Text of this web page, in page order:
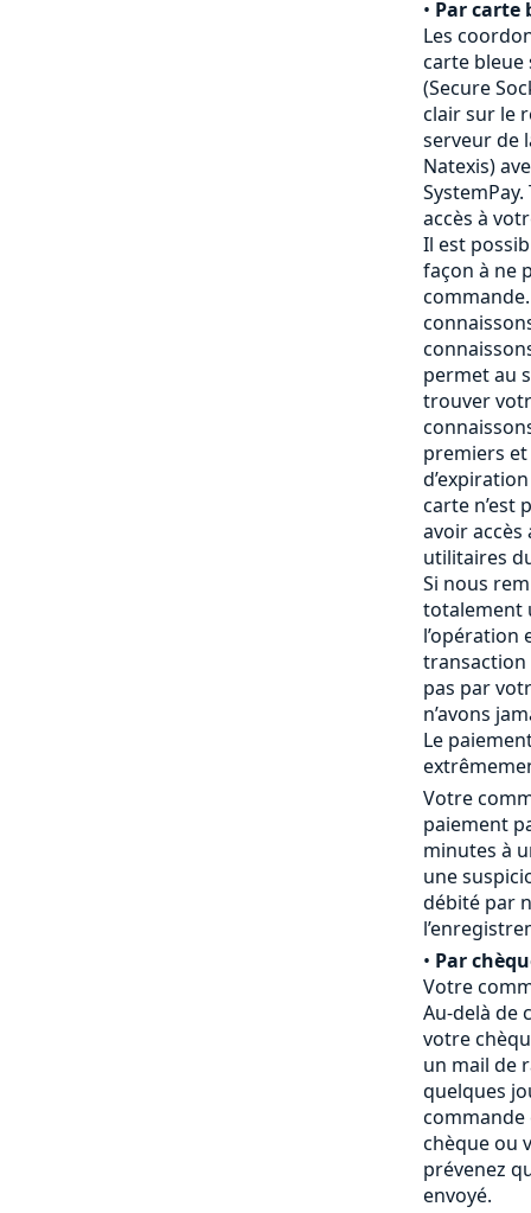
• Par carte
Les
carte bleue
(Secure
clair sur le
serveur de
Natexis)
accès à
Il est
façon à ne
permet au
trouver
premiers
carte n’est
avoir
utilitaires
Si nous
totalement
l’opération
transaction
pas par
n’avons
Le
Votre
paiement
minutes à
une
débité par
• Par
Votre
Au-delà de
votre
un mail de
quelques
chèque ou
prévenez
envoyé.